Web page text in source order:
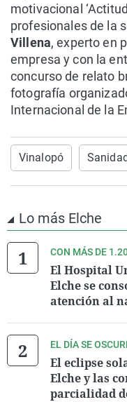
motivacional
profesionales de la
Villena, experto en
empresa y con la
concurso de relato
fotografía
Internacional de la
Vinalopó
Lo más Elche
CON MÁS DE
El Hospital
Elche se
atención al
EL DÍA SE
El eclipse
Elche y las
parcialidad